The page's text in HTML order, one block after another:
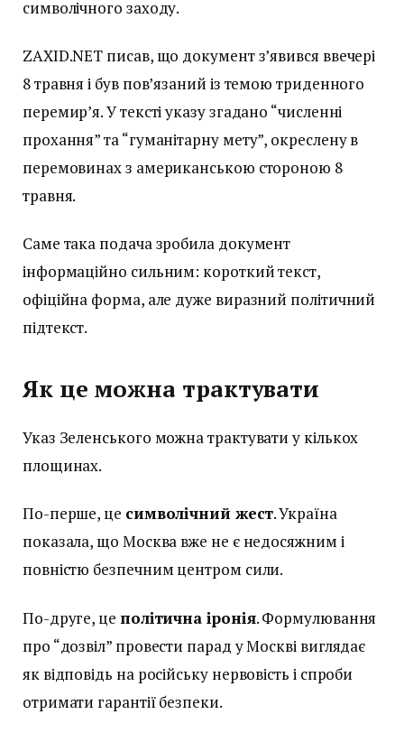
символічного заходу.
ZAXID.NET писав, що документ з’явився ввечері
8 травня і був пов’язаний із темою триденного
перемир’я. У тексті указу згадано “численні
прохання” та “гуманітарну мету”, окреслену в
перемовинах з американською стороною 8
травня.
Саме така подача зробила документ
інформаційно сильним: короткий текст,
офіційна форма, але дуже виразний політичний
підтекст.
Як це можна трактувати
Указ Зеленського можна трактувати у кількох
площинах.
По-перше, це символічний жест. Україна
показала, що Москва вже не є недосяжним і
повністю безпечним центром сили.
По-друге, це політична іронія. Формулювання
про “дозвіл” провести парад у Москві виглядає
як відповідь на російську нервовість і спроби
отримати гарантії безпеки.